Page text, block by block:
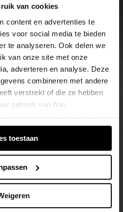
van cookies
content en advertenties te
voor social media te bieden
te analyseren. Ook delen we
van onze site met onze
adverteren en analyse. Deze
combineren met andere
verstrekt of die ze hebben
gebruik van hun
worden uw gegevens van
browsers samengevoegd via
toestaan